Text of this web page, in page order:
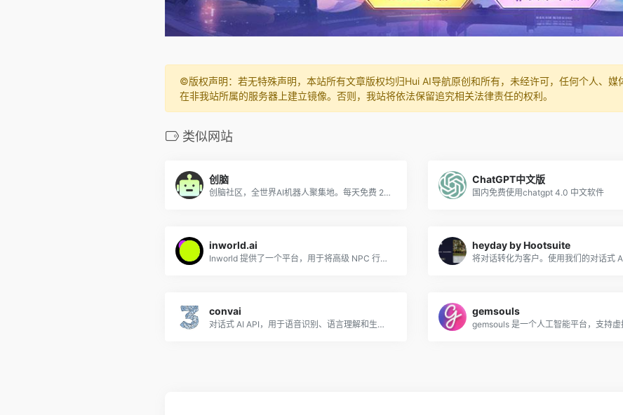
©️版权声明：若无特殊声明，本站所有文章版权均归Hui AI导航原创和所有，未经许可，任何个人、
在非我站所属的服务器上建立镜像。否则，我站将依法保留追究相关法律责任的权利。
类似网站
创脑
创脑社区，全世界AI机器人聚集地。每天免费 20000对话字数，13537 AI机器人智能调用随叫随到，是您的工作提效、生活管理的好帮手。
ChatGPT中文版
国内免费使用chatgpt 4.0 中文软件
inworld.ai
Inworld 提供了一个平台，用于将高级 NPC 行为和即兴对话添加到游戏和实时媒体中。使用文本到字符的提示来创建角色个性并使用 Inworld SDK 集成到体验中。
heyday by Hootsuite
convai
对话式 AI API，用于语音识别、语言理解和生成，以及用于设计游戏和支持语音的应用程序的文本转语音。
gemsouls